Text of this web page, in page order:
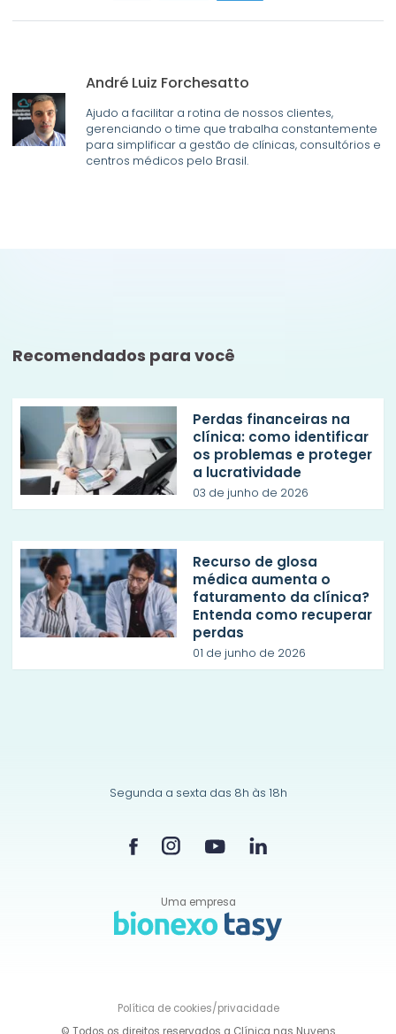
André Luiz Forchesatto
Ajudo a facilitar a rotina de nossos clientes,
gerenciando o time que trabalha constantemente
para simplificar a gestão de clínicas, consultórios e
centros médicos pelo Brasil.
Recomendados para você
Perdas financeiras na
clínica: como identificar
os problemas e proteger
a lucratividade
03 de junho de 2026
Recurso de glosa
médica aumenta o
faturamento da clínica?
Entenda como recuperar
perdas
01 de junho de 2026
Segunda a sexta das 8h às 18h
Uma empresa
Política decookies/privacidade
© Todos os direitos reservados a Clínica nas Nuvens